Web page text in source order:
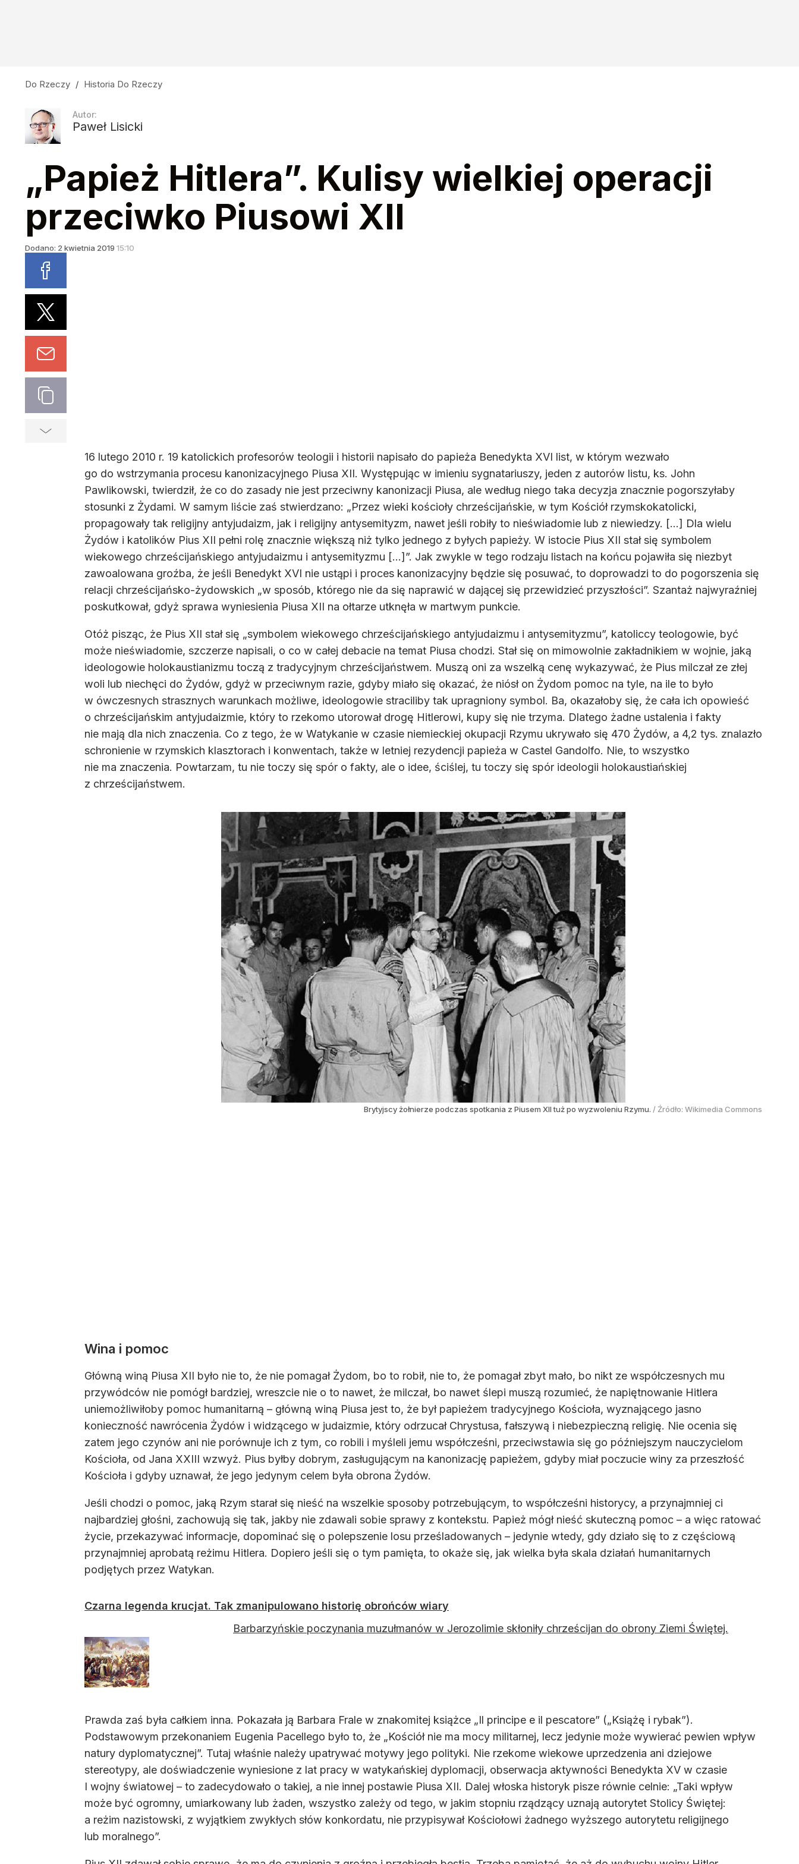
Do Rzeczy / Historia Do Rzeczy
Autor:
Paweł Lisicki
„Papież Hitlera”. Kulisy wielkiej operacji
przeciwko Piusowi XII
Dodano: 2 kwietnia 2019 15:10
16 lutego 2010 r. 19 katolickich profesorów teologii i historii napisało do papieża Benedykta XVI list, w którym wezwało
go do wstrzymania procesu kanonizacyjnego Piusa XII. Występując w imieniu sygnatariuszy, jeden z autorów listu, ks. John
Pawlikowski, twierdził, że co do zasady nie jest przeciwny kanonizacji Piusa, ale według niego taka decyzja znacznie pogorszyłaby
stosunki z Żydami. W samym liście zaś stwierdzano: „Przez wieki kościoły chrześcijańskie, w tym Kościół rzymskokatolicki,
propagowały tak religijny antyjudaizm, jak i religijny antysemityzm, nawet jeśli robiły to nieświadomie lub z niewiedzy. [...] Dla wielu
Żydów i katolików Pius XII pełni rolę znacznie większą niż tylko jednego z byłych papieży. W istocie Pius XII stał się symbolem
wiekowego chrześcijańskiego antyjudaizmu i antysemityzmu [...]”. Jak zwykle w tego rodzaju listach na końcu pojawiła się niezbyt
zawoalowana groźba, że jeśli Benedykt XVI nie ustąpi i proces kanonizacyjny będzie się posuwać, to doprowadzi to do pogorszenia się
relacji chrześcijańsko-żydowskich „w sposób, którego nie da się naprawić w dającej się przewidzieć przyszłości”. Szantaż najwyraźniej
poskutkował, gdyż sprawa wyniesienia Piusa XII na ołtarze utknęła w martwym punkcie.
Otóż pisząc, że Pius XII stał się „symbolem wiekowego chrześcijańskiego antyjudaizmu i antysemityzmu”, katoliccy teologowie, być
może nieświadomie, szczerze napisali, o co w całej debacie na temat Piusa chodzi. Stał się on mimowolnie zakładnikiem w wojnie, jaką
ideologowie holokaustianizmu toczą z tradycyjnym chrześcijaństwem. Muszą oni za wszelką cenę wykazywać, że Pius milczał ze złej
woli lub niechęci do Żydów, gdyż w przeciwnym razie, gdyby miało się okazać, że niósł on Żydom pomoc na tyle, na ile to było
w ówczesnych strasznych warunkach możliwe, ideologowie straciliby tak upragniony symbol. Ba, okazałoby się, że cała ich opowieść
o chrześcijańskim antyjudaizmie, który to rzekomo utorował drogę Hitlerowi, kupy się nie trzyma. Dlatego żadne ustalenia i fakty
nie mają dla nich znaczenia. Co z tego, że w Watykanie w czasie niemieckiej okupacji Rzymu ukrywało się 470 Żydów, a 4,2 tys. znalazło
schronienie w rzymskich klasztorach i konwentach, także w letniej rezydencji papieża w Castel Gandolfo. Nie, to wszystko
nie ma znaczenia. Powtarzam, tu nie toczy się spór o fakty, ale o idee, ściślej, tu toczy się spór ideologii holokaustiańskiej
z chrześcijaństwem.
Brytyjscy żołnierze podczas spotkania z Piusem XII tuż po wyzwoleniu Rzymu. / Źródło: Wikimedia Commons
Wina i pomoc
Główną winą Piusa XII było nie to, że nie pomagał Żydom, bo to robił, nie to, że pomagał zbyt mało, bo nikt ze współczesnych mu
przywódców nie pomógł bardziej, wreszcie nie o to nawet, że milczał, bo nawet ślepi muszą rozumieć, że napiętnowanie Hitlera
uniemożliwiłoby pomoc humanitarną – główną winą Piusa jest to, że był papieżem tradycyjnego Kościoła, wyznającego jasno
konieczność nawrócenia Żydów i widzącego w judaizmie, który odrzucał Chrystusa, fałszywą i niebezpieczną religię. Nie ocenia się
zatem jego czynów ani nie porównuje ich z tym, co robili i myśleli jemu współcześni, przeciwstawia się go późniejszym nauczycielom
Kościoła, od Jana XXIII wzwyż. Pius byłby dobrym, zasługującym na kanonizację papieżem, gdyby miał poczucie winy za przeszłość
Kościoła i gdyby uznawał, że jego jedynym celem była obrona Żydów.
Jeśli chodzi o pomoc, jaką Rzym starał się nieść na wszelkie sposoby potrzebującym, to współcześni historycy, a przynajmniej ci
najbardziej głośni, zachowują się tak, jakby nie zdawali sobie sprawy z kontekstu. Papież mógł nieść skuteczną pomoc – a więc ratować
życie, przekazywać informacje, dopominać się o polepszenie losu prześladowanych – jedynie wtedy, gdy działo się to z częściową
przynajmniej aprobatą reżimu Hitlera. Dopiero jeśli się o tym pamięta, to okaże się, jak wielka była skala działań humanitarnych
podjętych przez Watykan.
Czarna legenda krucjat. Tak zmanipulowano historię obrońców wiary
Barbarzyńskie poczynania muzułmanów w Jerozolimie skłoniły chrześcijan do obrony Ziemi Świętej.
Prawda zaś była całkiem inna. Pokazała ją Barbara Frale w znakomitej książce „Il principe e il pescatore” („Książę i rybak”).
Podstawowym przekonaniem Eugenia Pacellego było to, że „Kościół nie ma mocy militarnej, lecz jedynie może wywierać pewien wpływ
natury dyplomatycznej”. Tutaj właśnie należy upatrywać motywy jego polityki. Nie rzekome wiekowe uprzedzenia ani dziejowe
stereotypy, ale doświadczenie wyniesione z lat pracy w watykańskiej dyplomacji, obserwacja aktywności Benedykta XV w czasie
I wojny światowej – to zadecydowało o takiej, a nie innej postawie Piusa XII. Dalej włoska historyk pisze równie celnie: „Taki wpływ
może być ogromny, umiarkowany lub żaden, wszystko zależy od tego, w jakim stopniu rządzący uznają autorytet Stolicy Świętej:
a reżim nazistowski, z wyjątkiem zwykłych słów konkordatu, nie przypisywał Kościołowi żadnego wyższego autorytetu religijnego
lub moralnego”.